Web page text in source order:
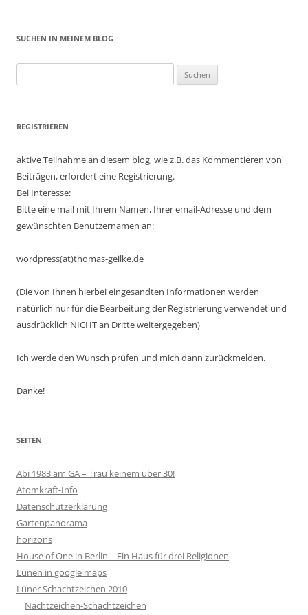
SUCHEN IN MEINEM BLOG
nach:
REGISTRIEREN
aktive Teilnahme an diesem blog, wie z.B. das Kommentieren von
Beiträgen, erfordert eine Registrierung.
Bei Interesse:
Bitte eine mail mit Ihrem Namen, Ihrer email-Adresse und dem
gewünschten Benutzernamen an:
wordpress(at)thomas-geilke.de
(Die von Ihnen hierbei eingesandten Informationen werden
natürlich nur für die Bearbeitung der Registrierung verwendet und
ausdrücklich NICHT an Dritte weitergegeben)
Ich werde den Wunsch prüfen und mich dann zurückmelden.
Danke!
SEITEN
Abi 1983 am GA – Trau keinem über 30!
Atomkraft-Info
Datenschutzerklärung
Gartenpanorama
horizons
House of One in Berlin – Ein Haus für drei Religionen
Lünen in google maps
Lüner Schachtzeichen 2010
Nachtzeichen-Schachtzeichen